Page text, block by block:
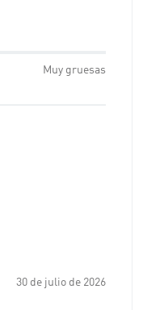
Muy gruesas
30 de julio de 2026